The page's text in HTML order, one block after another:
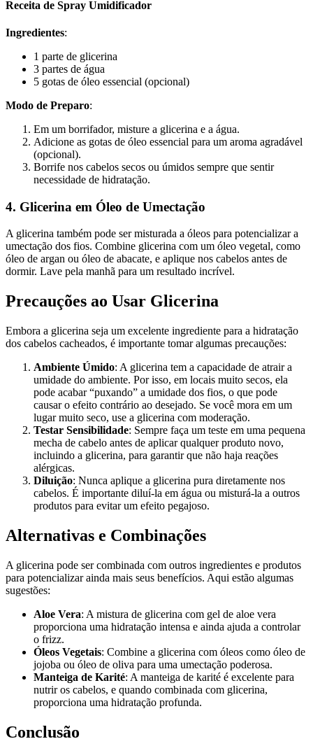
Receita de Spray Umidificador
Ingredientes:
1 parte de glicerina
3 partes de água
5 gotas de óleo essencial (opcional)
Modo de Preparo:
Em um borrifador, misture a glicerina e a água.
Adicione as gotas de óleo essencial para um aroma agradável
(opcional).
Borrife nos cabelos secos ou úmidos sempre que sentir
necessidade de hidratação.
4. Glicerina em Óleo de Umectação
A glicerina também pode ser misturada a óleos para potencializar a
umectação dos fios. Combine glicerina com um óleo vegetal, como
óleo de argan ou óleo de abacate, e aplique nos cabelos antes de
dormir. Lave pela manhã para um resultado incrível.
Precauções ao Usar Glicerina
Embora a glicerina seja um excelente ingrediente para a hidratação
dos cabelos cacheados, é importante tomar algumas precauções:
Ambiente Úmido: A glicerina tem a capacidade de atrair a
umidade do ambiente. Por isso, em locais muito secos, ela
pode acabar “puxando” a umidade dos fios, o que pode
causar o efeito contrário ao desejado. Se você mora em um
lugar muito seco, use a glicerina com moderação.
Testar Sensibilidade: Sempre faça um teste em uma pequena
mecha de cabelo antes de aplicar qualquer produto novo,
incluindo a glicerina, para garantir que não haja reações
alérgicas.
Diluição: Nunca aplique a glicerina pura diretamente nos
cabelos. É importante diluí-la em água ou misturá-la a outros
produtos para evitar um efeito pegajoso.
Alternativas e Combinações
A glicerina pode ser combinada com outros ingredientes e produtos
para potencializar ainda mais seus benefícios. Aqui estão algumas
sugestões:
Aloe Vera: A mistura de glicerina com gel de aloe vera
proporciona uma hidratação intensa e ainda ajuda a controlar
o frizz.
Óleos Vegetais: Combine a glicerina com óleos como óleo de
jojoba ou óleo de oliva para uma umectação poderosa.
Manteiga de Karité: A manteiga de karité é excelente para
nutrir os cabelos, e quando combinada com glicerina,
proporciona uma hidratação profunda.
Conclusão